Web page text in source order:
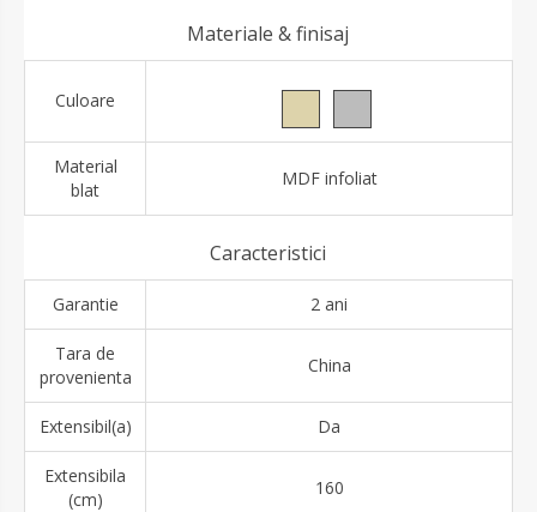
Materiale & finisaj
Culoare
Material
blat
MDF infoliat
Caracteristici
Garantie 2 ani
Tara de
provenienta
China
Extensibil(a) Da
Extensibila
(cm)
160